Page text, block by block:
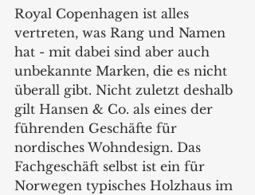
Royal Copenhagen ist alles
vertreten, was Rang und Namen
hat - mit dabei sind aber auch
unbekannte Marken, die es nicht
überall gibt. Nicht zuletzt deshalb
gilt Hansen & Co. als eines der
führenden Geschäfte für
nordisches Wohndesign. Das
Fachgeschäft selbst ist ein für
Norwegen typisches Holzhaus im